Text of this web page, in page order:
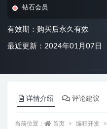
钻石会员
有效期：购买后永久有效
最近更新：2024年01月07日
详情介绍 评论建议
当前位置： 首页 编程开发